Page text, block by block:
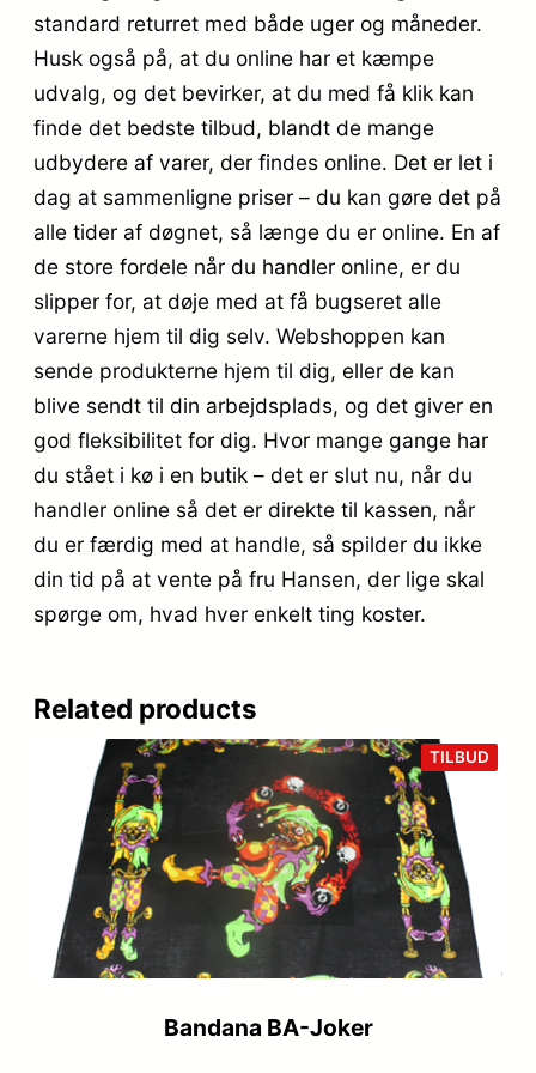
standard returret med både uger og måneder.
Husk også på, at du online har et kæmpe
udvalg, og det bevirker, at du med få klik kan
finde det bedste tilbud, blandt de mange
udbydere af varer, der findes online. Det er let i
dag at sammenligne priser – du kan gøre det på
alle tider af døgnet, så længe du er online. En af
de store fordele når du handler online, er du
slipper for, at døje med at få bugseret alle
varerne hjem til dig selv. Webshoppen kan
sende produkterne hjem til dig, eller de kan
blive sendt til din arbejdsplads, og det giver en
god fleksibilitet for dig. Hvor mange gange har
du stået i kø i en butik – det er slut nu, når du
handler online så det er direkte til kassen, når
du er færdig med at handle, så spilder du ikke
din tid på at vente på fru Hansen, der lige skal
spørge om, hvad hver enkelt ting koster.
Related products
TILBUD
PÅ
Bandana BA-Joker